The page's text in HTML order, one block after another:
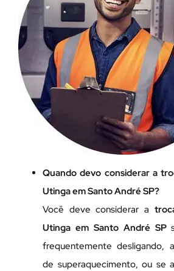
Quando devo considerar a
Utinga em Santo André SP?
Você deve considerar a
Utinga em Santo André SP
frequentemente desligando,
de superaquecimento, ou se